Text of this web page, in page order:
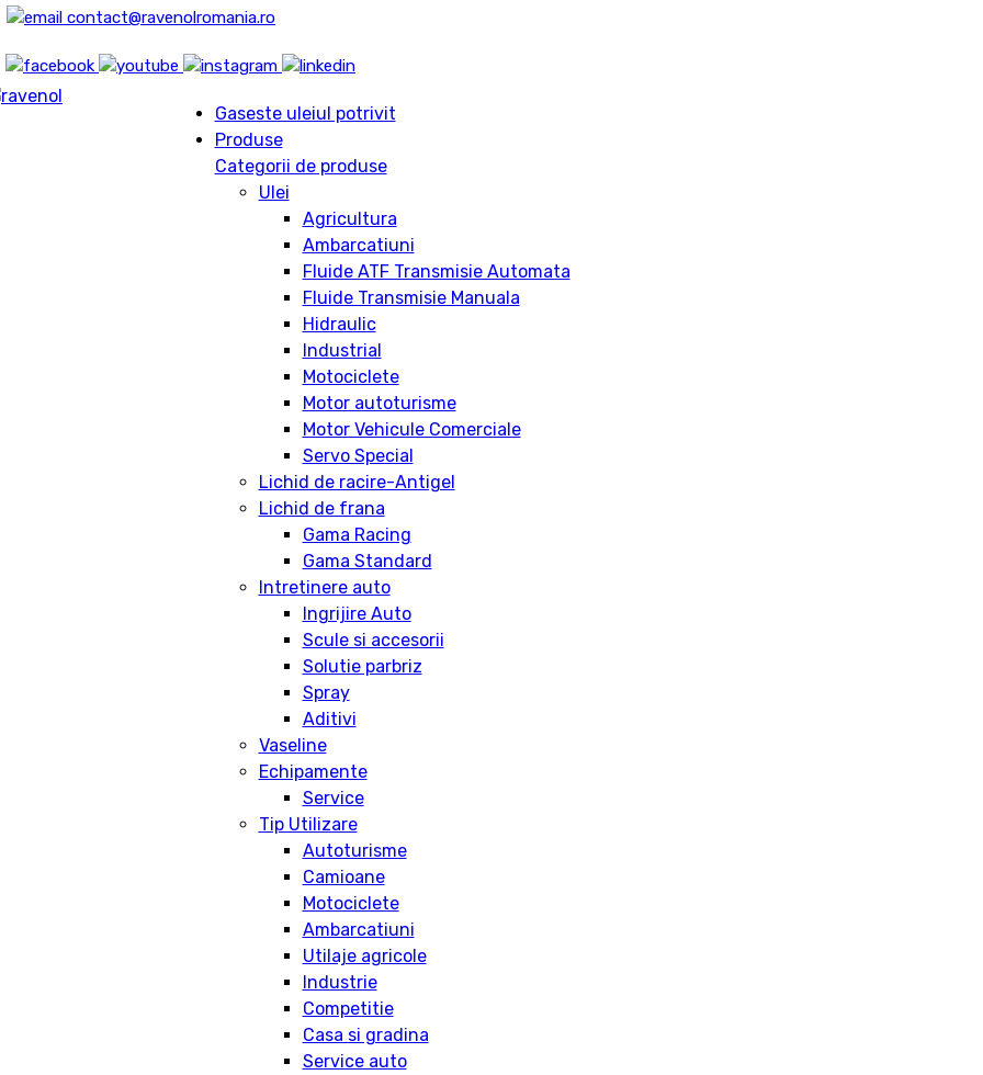
contact@ravenolromania.ro
Gaseste uleiul potrivit
Produse
Categorii de produse
Ulei
Agricultura
Ambarcatiuni
Fluide ATF Transmisie Automata
Fluide Transmisie Manuala
Hidraulic
Industrial
Motociclete
Motor autoturisme
Motor Vehicule Comerciale
Servo Special
Lichid de racire-Antigel
Lichid de frana
Gama Racing
Gama Standard
Intretinere auto
Ingrijire Auto
Scule si accesorii
Solutie parbriz
Spray
Aditivi
Vaseline
Echipamente
Service
Tip Utilizare
Autoturisme
Camioane
Motociclete
Ambarcatiuni
Utilaje agricole
Industrie
Competitie
Casa si gradina
Service auto